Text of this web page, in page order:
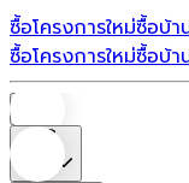
ซื้อโครงการใหม่ซื้อบ้า
ซื้อโครงการใหม่ซื้อบ้า